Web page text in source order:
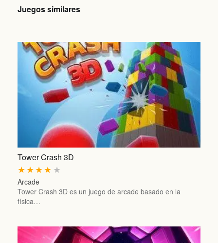
Juegos similares
Tower Crash 3D
★
★
★
★
★
Arcade
Tower Crash 3D es un juego de arcade basado en la
física…